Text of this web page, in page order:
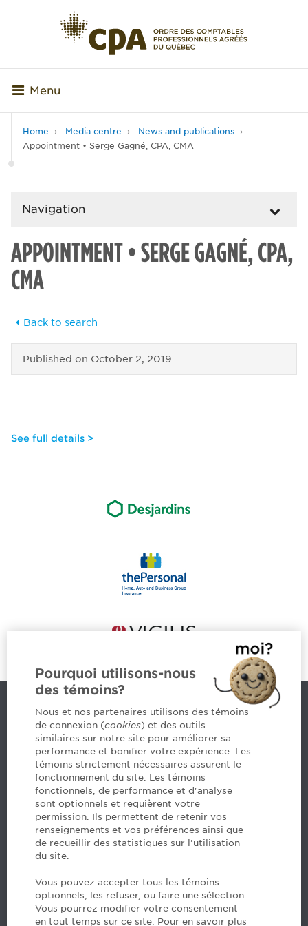
Menu
Home Media centre
News and publications
Appointment • Serge Gagné, CPA, CMA
Navigation
APPOINTMENT • SERGE GAGNÉ, CPA,
CMA
Back to search
Published on October 2, 2019
See full details >
Contact us
5, Place Ville Marie, bureau 800, Montréal (Québec)
H3B 2G2
www.cpaquebec.ca
Questions? Ask our team >
Want to make the Order a part of your career? See
our job offers >
Facebook - Devenir CPA
Instagram
LinkedIn - CPA
Pourquoi utilisons-nous
des témoins?
Nous et nos partenaires utilisons des témoins
de connexion (cookies) et des outils
similaires sur notre site pour améliorer sa
performance et bonifier votre expérience. Les
témoins strictement nécessaires assurent le
fonctionnement du site. Les témoins
fonctionnels, de performance et d'analyse
sont optionnels et requièrent votre
permission. Ils permettent de retenir vos
renseignements et vos préférences ainsi que
de recueillir des statistiques sur l'utilisation
du site.
Vous pouvez accepter tous les témoins
optionnels, les refuser, ou faire une sélection.
Vous pourrez modifier votre consentement
en tout temps sur ce site. Pour en savoir plus